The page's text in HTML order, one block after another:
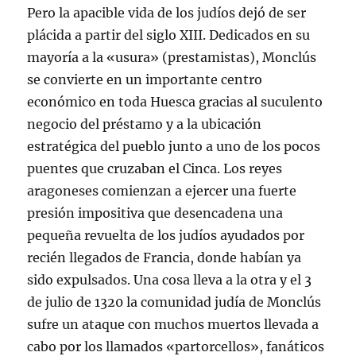
Pero la apacible vida de los judíos dejó de ser
plácida a partir del siglo XIII. Dedicados en su
mayoría a la «usura» (prestamistas), Monclús
se convierte en un importante centro
económico en toda Huesca gracias al suculento
negocio del préstamo y a la ubicación
estratégica del pueblo junto a uno de los pocos
puentes que cruzaban el Cinca. Los reyes
aragoneses comienzan a ejercer una fuerte
presión impositiva que desencadena una
pequeña revuelta de los judíos ayudados por
recién llegados de Francia, donde habían ya
sido expulsados. Una cosa lleva a la otra y el 3
de julio de 1320 la comunidad judía de Monclús
sufre un ataque con muchos muertos llevada a
cabo por los llamados «partorcellos», fanáticos